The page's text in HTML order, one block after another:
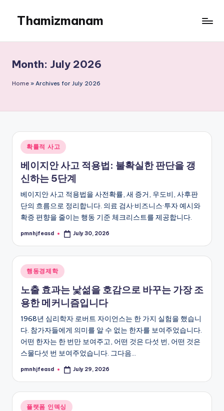
content
Thamizmanam
Month: July 2026
Home » Archives for July 2026
Posted
in
확률적 사고
베이지안 사고 적용법: 불확실한 판단을 갱
신하는 5단계
베이지안 사고 적용법을 사전확률, 새 증거, 우도비, 사후판
단의 흐름으로 정리합니다. 의료 검사·비즈니스·투자 예시와
확증 편향을 줄이는 행동 기준 체크리스트를 제공합니다.
Posted
pmnhjfeasd July 30, 2026
Posted
in
행동경제학
노출 효과는 낯섦을 호감으로 바꾸는 가장 조
용한 메커니즘입니다
1968년 심리학자 로버트 자이언스는 한 가지 실험을 했습니
다. 참가자들에게 의미를 알 수 없는 한자를 보여주었습니다.
어떤 한자는 한 번만 보여주고, 어떤 것은 다섯 번, 어떤 것은
스물다섯 번 보여주었습니다. 그다음…
Posted
pmnhjfeasd July 29, 2026
Posted
플랫폼 인덱싱